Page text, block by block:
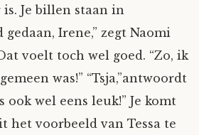
Je billen staan in
Irene,” zegt Naomi
voelt toch wel goed. “Zo, ik
was!” “Tsja,”antwoordt
ook wel eens leuk!” Je komt
het voorbeeld van Tessa te